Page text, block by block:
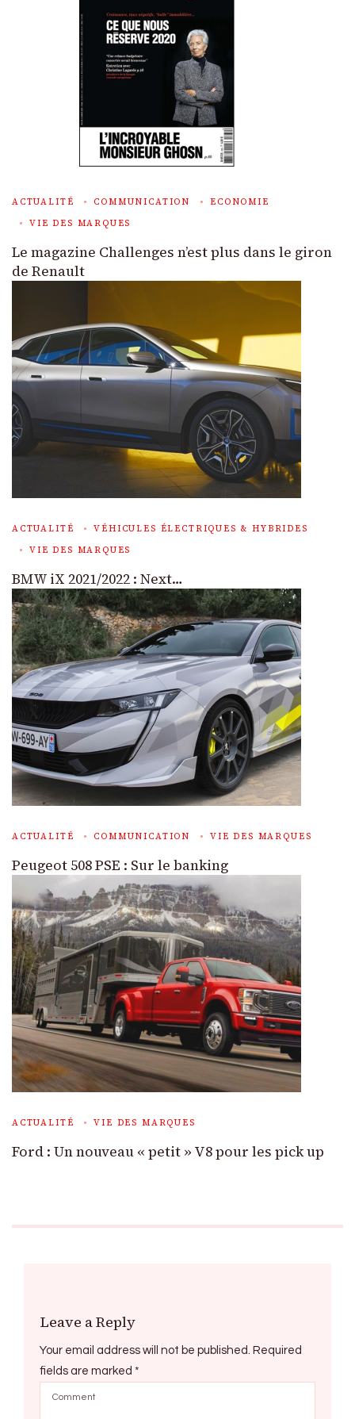
ACTUALITÉ COMMUNICATION
ECONOMIE
VIE DES MARQUES
Le magazine Challenges n’est plus dans le giron
de Renault
ACTUALITÉ
VÉHICULES ÉLECTRIQUES & HYBRIDES
VIE DES MARQUES
BMW iX 2021/2022 : Next…
ACTUALITÉ COMMUNICATION VIE DES MARQUES
Peugeot 508 PSE : Sur le banking
ACTUALITÉ VIE DES MARQUES
Ford : Un nouveau « petit » V8 pour les pick up
Leave a Reply
Your email address will not be published. Required
fields are marked *